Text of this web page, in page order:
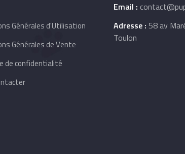
Générales d'Utilisation
Générales de Vente
de confidentialité
Email :
Adresse : 58 av
Toulon